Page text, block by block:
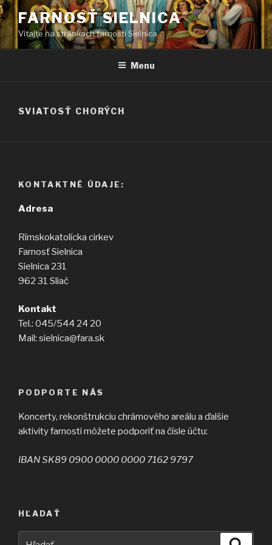
Prejsť
na
obsah
FARNOSŤ SIELNICA
Vitajte na stránkach farnosti Sielnica
Menu
SVIATOSŤ CHORÝCH
KONTAKTNÉ ÚDAJE:
Adresa
Rímskokatolícka cirkev
Farnosť Sielnica
Sielnica 231
962 31 Sliač
Kontakt
Tel.: 045/544 24 20
Mail: sielnica@fara.sk
PODPORTE NÁS
Koncerty, rekonštrukciu chrámového areálu a ďalšie
aktivity farnosti môžete podporiť na čísle účtu:
IBAN SK89 0900 0000 0000 7162 9797
HĽADAŤ